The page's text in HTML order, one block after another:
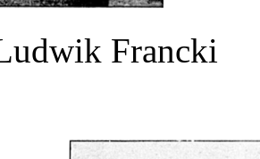
Francki